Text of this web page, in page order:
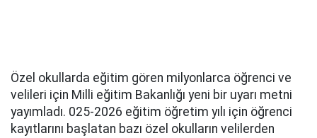
Özel okullarda eğitim gören milyonlarca öğrenci ve
velileri için Milli eğitim Bakanlığı yeni bir uyarı metni
yayımladı. 025-2026 eğitim öğretim yılı için öğrenci
kayıtlarını başlatan bazı özel okulların velilerden